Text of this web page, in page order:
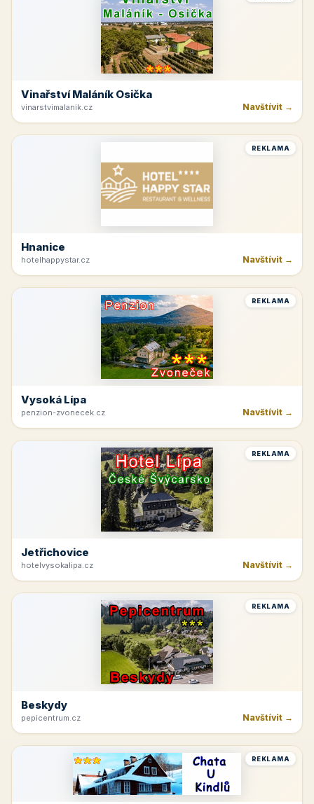
Vinařství Maláník Osička
vinarstvimalanik.cz Navštívit →
REKLAMA
Hnanice
hotelhappystar.cz Navštívit →
REKLAMA
Vysoká Lípa
penzion-zvonecek.cz Navštívit →
REKLAMA
Jetřichovice
hotelvysokalipa.cz Navštívit →
REKLAMA
Beskydy
pepicentrum.cz Navštívit →
REKLAMA